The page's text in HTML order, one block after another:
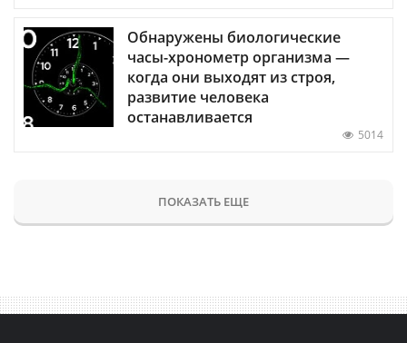
Обнаружены биологические
часы-хронометр организма —
когда они выходят из строя,
развитие человека
останавливается
5014
ПОКАЗАТЬ ЕЩЕ